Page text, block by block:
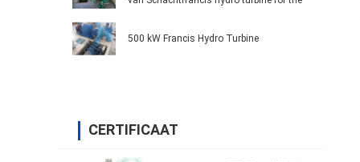
500 kW Francis Hydro Turbine
CERTIFICAAT